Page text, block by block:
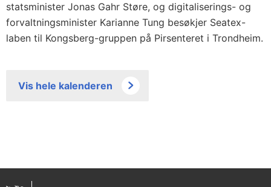
statsminister Jonas Gahr Støre, og digitaliserings- og
forvaltningsminister Karianne Tung besøkjer Seatex-
laben til Kongsberg-gruppen på Pirsenteret i Trondheim.
Vis hele kalenderen